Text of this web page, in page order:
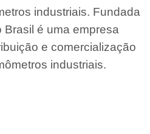
industriais. Fundada
é uma empresa
e comercialização
industriais.